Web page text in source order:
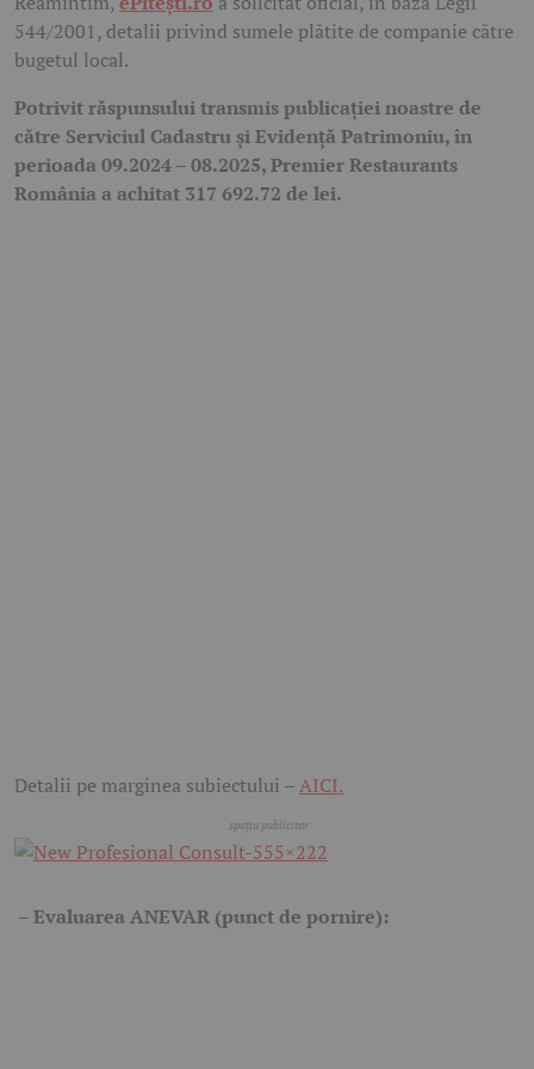
544/2001, detalii privind sumele plătite de companie către
bugetul local.
Potrivit răspunsului transmis publicației noastre de
către Serviciul Cadastru și Evidență Patrimoniu, în
perioada 09.2024 – 08.2025, Premier Restaurants
România a achitat 317 692.72 de lei.
Detalii pe marginea subiectului –AICI.
– Evaluarea ANEVAR (punct de pornire):